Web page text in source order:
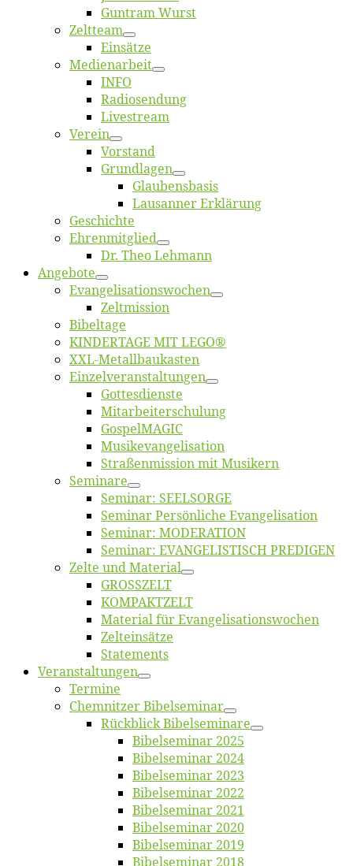
Gun­tram Wurst
Zelt­team
Ein­sät­ze
Me­di­en­ar­beit
INFO
Ra­dio­sen­dung
Live­stream
Ver­ein
Vor­stand
Grund­la­gen
Glaubens­ba­sis
Lausan­ner Erklärung
Ge­schich­te
Eh­ren­mit­glied
Dr. Theo Lehmann
An­ge­bo­te
Evangelisa­tions­wo­chen
Zelt­mis­si­on
Bi­bel­ta­ge
KINDERTAGE MIT LEGO®
XXL-Me­­tal­l­­bau­­kas­­ten
Einzelver­an­stal­tungen
Got­tes­diens­te
Mitarbeiter­schulung
Gos­pel­MA­GIC
Musikevan­ge­li­sa­tion
Straßenmis­sion mit Musikern
Se­mi­na­re
Se­mi­nar: SEELSORGE
Se­mi­nar Per­sön­li­che Evangelisation
Se­mi­nar: MODERATION
Se­mi­nar: EVANGELISTISCH PREDIGEN
Zel­te und Material
GROSSZELT
KOMPAKTZELT
Ma­te­ri­al für Evangelisationswochen
Zelt­ein­sät­ze
State­ments
Ver­an­stal­tun­gen
Ter­mi­ne
Chemnit­zer Bibelseminar
Rück­blick Bibelseminare
Bi­bel­se­mi­nar 2025
Bi­bel­se­mi­nar 2024
Bi­bel­se­mi­nar 2023
Bi­bel­se­mi­nar 2022
Bi­bel­se­mi­nar 2021
Bi­bel­se­mi­nar 2020
Bi­bel­se­mi­nar 2019
Bi­bel­se­mi­nar 2018